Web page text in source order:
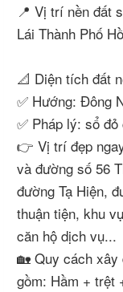
📍 Vị trí nền đất
Lái Thành Phố
📐 Diện tích đất
✅ Hướng: Đông
✅ Pháp lý: sổ đỏ
👉 Vị trí đẹp
và đường số 56
đường Tạ Hiện,
thuận tiện, khu
căn hộ dịch vụ...
🏡 Quy cách xây
gồm: Hầm + trệt